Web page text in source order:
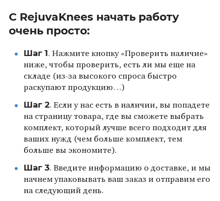
С RejuvaKnees начать работу
очень просто:
Шаг 1. Нажмите кнопку «Проверить наличие»
ниже, чтобы проверить, есть ли мы еще на
складе (из-за высокого спроса быстро
раскупают продукцию…)
Шаг 2. Если у нас есть в наличии, вы попадете
на страницу товара, где вы сможете выбрать
комплект, который лучше всего подходит для
ваших нужд (чем больше комплект, тем
больше вы экономите).
Шаг 3. Введите информацию о доставке, и мы
начнем упаковывать ваш заказ и отправим его
на следующий день.